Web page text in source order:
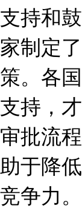
支持和
家制定
策。各
支持，
审批流
助于降
竞争力